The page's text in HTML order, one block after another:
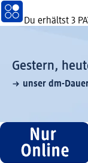
Du erhältst 3
Gestern,
unser dm-